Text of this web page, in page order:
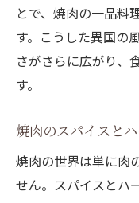
現代の食
一品料理
次世代に
とで、焼肉の一品料
す。こうした異国の
さがさらに広がり、
す。
焼肉のスパイスと
焼肉の世界は単に肉
せん。スパイスとハ